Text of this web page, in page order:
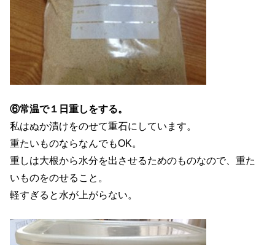
⑥常温で１日重しをする。
私はぬか漬けをのせて重石にしています。
重たいものならなんでもOK。
重しは大根から水分を出させるためのものなので、重た
いものをのせること。
軽すぎると水が上がらない。